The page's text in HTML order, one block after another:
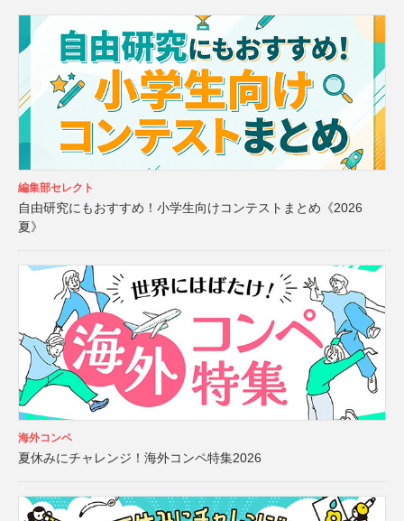
編集部セレクト
自由研究にもおすすめ！小学生向けコンテストまとめ《2026
夏》
海外コンペ
夏休みにチャレンジ！海外コンペ特集2026